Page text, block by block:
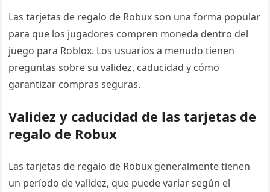
Las tarjetas de regalo de Robux son una forma popular
para que los jugadores compren moneda dentro del
juego para Roblox. Los usuarios a menudo tienen
preguntas sobre su validez, caducidad y cómo
garantizar compras seguras.
Validez y caducidad de las tarjetas de
regalo de Robux
Las tarjetas de regalo de Robux generalmente tienen
un período de validez, que puede variar según el